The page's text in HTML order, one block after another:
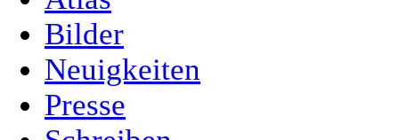
Bilder
Neuigkeiten
Presse